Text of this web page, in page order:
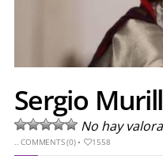
Sergio
No hay
..COMMENTS (0)• 1558